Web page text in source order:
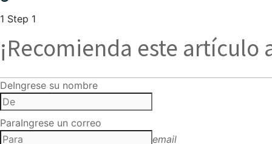
1 Step 1
¡Recomienda este artículo
DeIngrese su nombre
ParaIngrese un correo
email